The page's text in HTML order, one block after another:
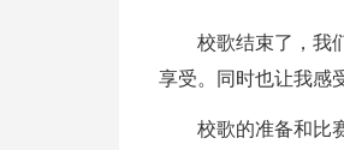
校歌结束了，我
享受。同时也让我感
校歌的准备和比